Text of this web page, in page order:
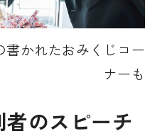
書かれたおみくじコー
ナーも
のスピーチ